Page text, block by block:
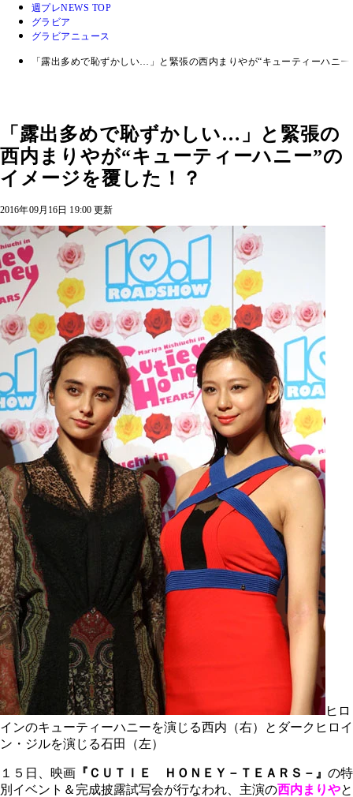
週プレNEWS TOP
グラビア
グラビアニュース
「露出多めで恥ずかしい…」と緊張の西内まりやが“キューティーハニ
「露出多めで恥ずかしい…」と緊張の
西内まりやが“キューティーハニー”の
イメージを覆した！？
2016年09月16日 19:00 更新
ヒロ
インのキューティーハニーを演じる西内（右）とダークヒロイ
ン・ジルを演じる石田（左）
１５日、映画 『ＣＵＴＩＥ ＨＯＮＥＹ－ＴＥＡＲＳ－』 の特
別イベント＆完成披露試写会が行なわれ、主演の西内まりやと